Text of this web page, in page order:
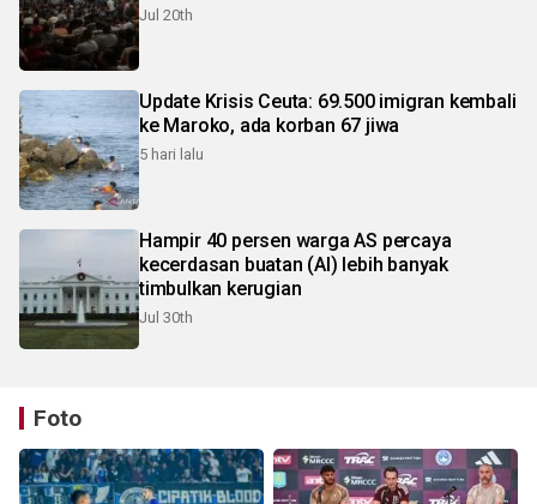
Jul 20th
Update Krisis Ceuta: 69.500 imigran kembali
ke Maroko, ada korban 67 jiwa
5 hari lalu
Hampir 40 persen warga AS percaya
kecerdasan buatan (AI) lebih banyak
timbulkan kerugian
Jul 30th
Foto